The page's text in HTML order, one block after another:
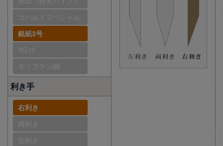
コバルトスペシャル
銀紙3号
VG10
モリブデン鋼
利き手
右利き
両利き
左利き